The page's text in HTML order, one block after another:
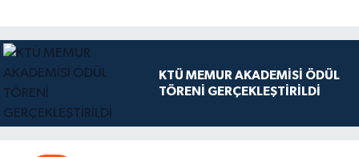
KTÜ MEMUR AKADEMİSİ ÖDÜL
TÖRENİ GERÇEKLEŞTİRİLDİ